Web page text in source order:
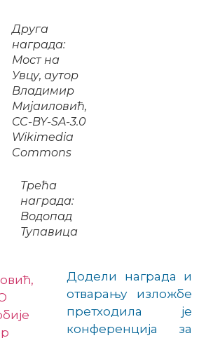
Друга
награда:
Мост на
Увцу, аутор
Владимир
Мијаиловић,
CC-BY-SA-3.0
Wikimedia
Commons
Трећа
награда:
Водопад
Тупавица
Додели награда и
отварању изложбе
претходила је
конференција за